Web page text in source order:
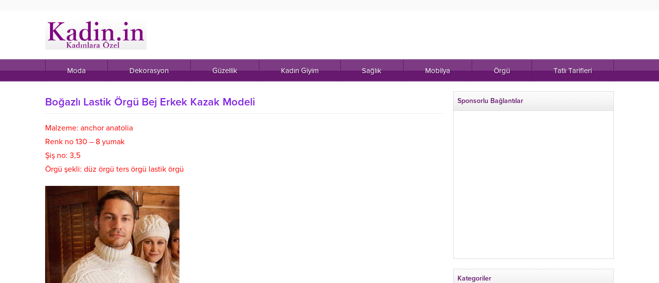
Moda Dekorasyon Güzellik Kadın Giyim Sağlık Mobilya Örgü Tatlı Tarifleri
Boğazlı Lastik Örgü Bej Erkek Kazak Modeli
Malzeme: anchor anatolia
Renk no 130 – 8 yumak
Şiş no: 3,5
Örgü şekli: düz örgü ters örgü lastik örgü
Sponsorlu Bağlantılar
Kategoriler